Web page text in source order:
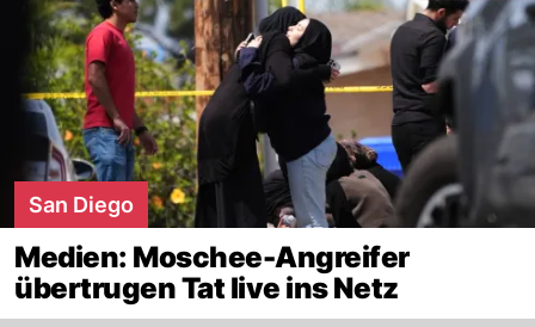
San Diego
Medien: Moschee-Angreifer
übertrugen Tat live ins Netz